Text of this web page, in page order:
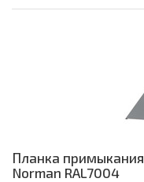
Планка
Norman RAL7004